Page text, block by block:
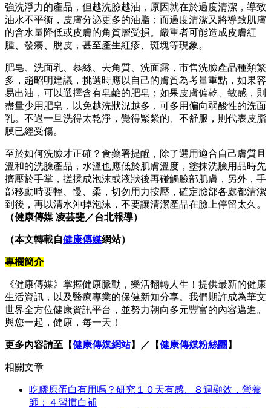
強洗淨力的產品，但越洗臉越油，原因就在於過度清潔，導致
油水不平衡，皮膚分泌更多的油脂；而過度清潔又將導致肌膚
的含水量降低或皮膚的角質層受損。嚴重者可能造成皮膚紅
腫、發癢、脫皮，甚至產生紅疹、斑塊等現象。
肥皂、洗面乳、慕絲、去角質、洗面露，市售洗臉產品種類繁
多，趙昭明建議，挑選時應以自己的膚質為考量重點，如果容
易出油，可以選擇含有皂鹼的肥皂；如果皮膚偏乾、敏感，則
盡量少用肥皂，以免越洗狀況越多，可多用偏向弱酸性的洗面
乳。不過一旦洗得太乾淨，覺得緊緊的、不舒服，則代表皮脂
膜已經受傷。
至於如何洗臉才正確？食藥署提醒，除了選用適合自己膚質且
溫和的洗臉產品，水溫也應低於肌膚溫度，塗抹洗臉用品時先
擠壓於手掌，搓揉成泡沫或液狀後再碰觸臉部肌膚，另外，手
部移動時要輕、慢、柔，切勿用力按壓，確定臉部各處都清潔
到後，再以清水沖掉泡沫，不要讓清潔產品在臉上停留太久。
（健康傳媒 凌芸斐／台北報導）
（本文轉載自健康傳媒網站）
專欄簡介
《健康傳媒》掌握健康脈動，樂活翻轉人生！提供最新的健康
生活資訊，以及醫療專業的保健新知分享。我們期許成為華文
世界全方位健康資訊平台，並努力朝向多元豐富的內容邁進。
與您一起，健康，每一天！
更多內容請至【健康傳媒網站】／【健康傳媒粉絲團 】
相關文章
吃膠原蛋白有用嗎？研究１０天有感、８週顯效，營養
師：４習慣白補